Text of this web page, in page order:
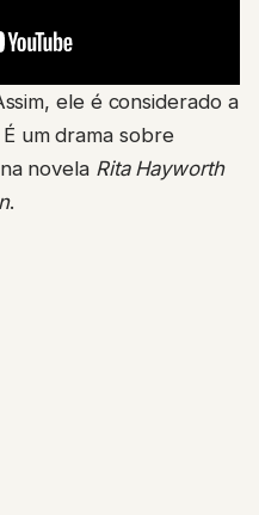
ele é considerado a
É um drama sobre
novela Rita Hayworth
.